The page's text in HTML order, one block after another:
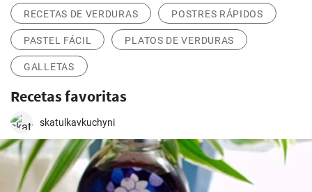
RECETAS DE VERDURAS POSTRES RÁPIDOS
PASTEL FÁCIL PLATOS DE VERDURAS
GALLETAS
Recetas favoritas
skatulkavkuchyni